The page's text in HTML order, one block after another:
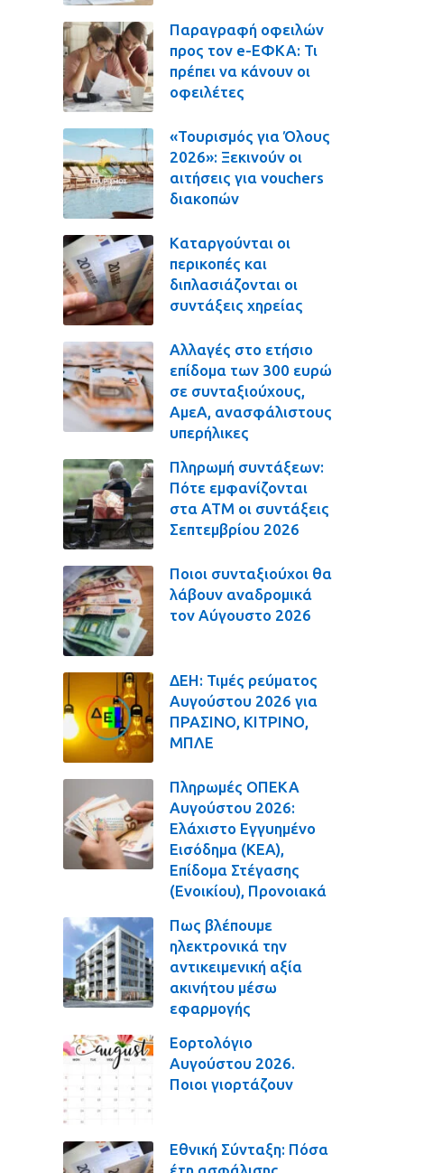
Παραγραφή οφειλών
προς τον e-ΕΦΚΑ: Τι
πρέπει να κάνουν οι
οφειλέτες
«Τουρισμός για Όλους
2026»: Ξεκινούν οι
αιτήσεις για vouchers
διακοπών
Καταργούνται οι
περικοπές και
διπλασιάζονται οι
συντάξεις χηρείας
Αλλαγές στο ετήσιο
επίδομα των 300 ευρώ
σε συνταξιούχους,
ΑμεΑ, ανασφάλιστους
υπερήλικες
Πληρωμή συντάξεων:
Πότε εμφανίζονται
στα ΑΤΜ οι συντάξεις
Σεπτεμβρίου 2026
Ποιοι συνταξιούχοι θα
λάβουν αναδρομικά
τον Αύγουστο 2026
ΔΕΗ: Τιμές ρεύματος
Αυγούστου 2026 για
ΠΡΑΣΙΝΟ, ΚΙΤΡΙΝΟ,
ΜΠΛΕ
Πληρωμές ΟΠΕΚΑ
Αυγούστου 2026:
Ελάχιστο Εγγυημένο
Εισόδημα (ΚΕΑ),
Επίδομα Στέγασης
(Ενοικίου), Προνοιακά
Πως βλέπουμε
ηλεκτρονικά την
αντικειμενική αξία
ακινήτου μέσω
εφαρμογής
Εορτολόγιο
Αυγούστου 2026.
Ποιοι γιορτάζουν
Εθνική Σύνταξη: Πόσα